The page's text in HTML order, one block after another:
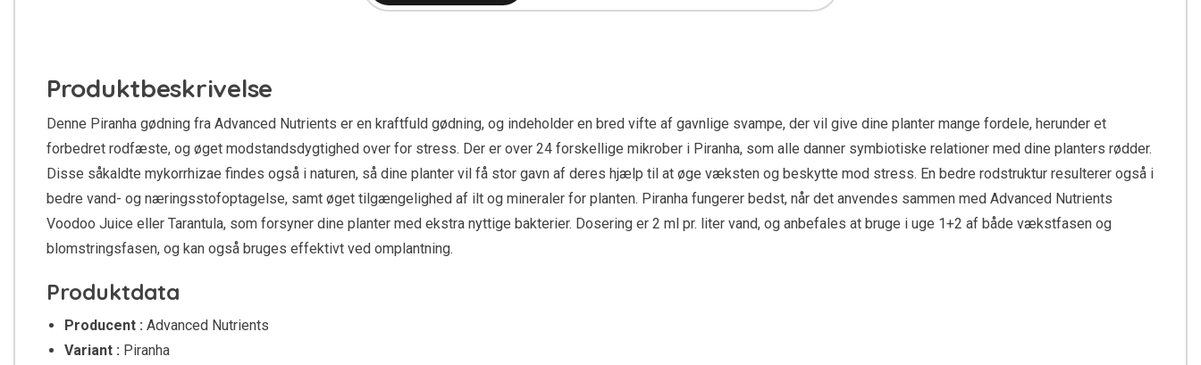
Produktbeskrivelse
Denne Piranha gødning fra Advanced Nutrients er en kraftfuld gødning, og indeholder en bred vifte af gavnlige svampe, der vil give dine planter mange fordele, herunder et
forbedret rodfæste, og øget modstandsdygtighed over for stress. Der er over 24 forskellige mikrober i Piranha, som alle danner symbiotiske relationer med dine planters rødder.
Disse såkaldte mykorrhizae findes også i naturen, så dine planter vil få stor gavn af deres hjælp til at øge væksten og beskytte mod stress. En bedre rodstruktur resulterer også i
bedre vand- og næringsstofoptagelse, samt øget tilgængelighed af ilt og mineraler for planten. Piranha fungerer bedst, når det anvendes sammen med Advanced Nutrients
Voodoo Juice eller Tarantula, som forsyner dine planter med ekstra nyttige bakterier. Dosering er 2 ml pr. liter vand, og anbefales at bruge i uge 1+2 af både vækstfasen og
blomstringsfasen, og kan også bruges effektivt ved omplantning.
Produktdata
Producent : Advanced Nutrients
Variant : Piranha